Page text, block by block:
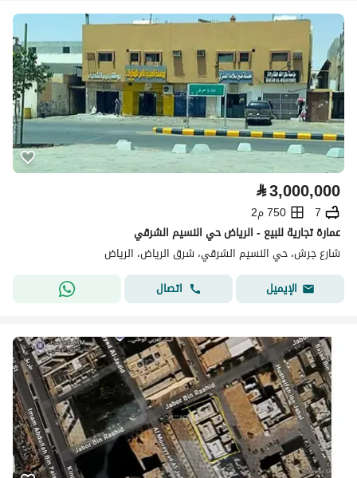
⃁3,000,000
7
750 م2
عمارة تجارية للبيع - الرياض حي النسيم الشرقي
شارع جرش، حي النسيم الشرقي، شرق الرياض، الرياض
الإيميل
اتصال